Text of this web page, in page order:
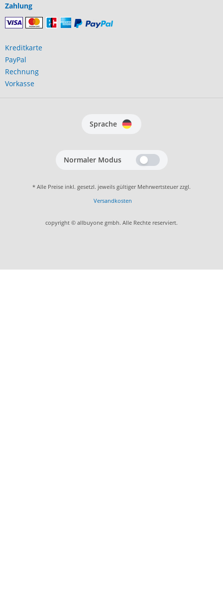
Zahlung
Kreditkarte
PayPal
Rechnung
Vorkasse
Sprache
Normaler Modus
* Alle Preise inkl. gesetzl. jeweils gültiger Mehrwertsteuer zzgl.
Versandkosten
copyright © allbuyone gmbh. Alle Rechte reserviert.